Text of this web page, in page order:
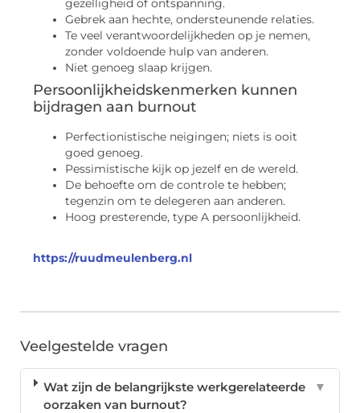
gezelligheid of ontspanning.
Gebrek aan hechte, ondersteunende relaties.
Te veel verantwoordelijkheden op je nemen,
zonder voldoende hulp van anderen.
Niet genoeg slaap krijgen.
Persoonlijkheidskenmerken kunnen
bijdragen aan burnout
Perfectionistische neigingen; niets is ooit
goed genoeg.
Pessimistische kijk op jezelf en de wereld.
De behoefte om de controle te hebben;
tegenzin om te delegeren aan anderen.
Hoog presterende, type A persoonlijkheid.
https://ruudmeulenberg.nl
Veelgestelde vragen
Wat zijn de belangrijkste werkgerelateerde
oorzaken van burnout?
▼